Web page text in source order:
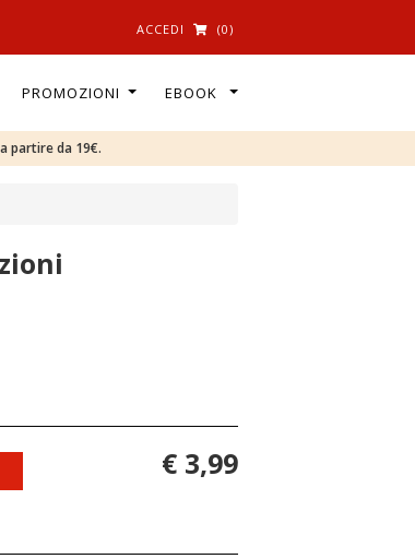
ACCEDI (0)
PROMOZIONI EBOOK
partire da 19€.
€ 3,99